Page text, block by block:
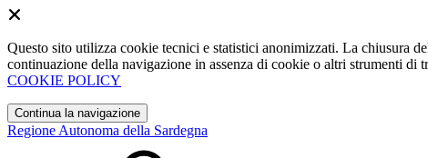
Questo sito utilizza cookie tecnici e statistici anonimizzati. La chiusura
continuazione della navigazione in assenza di cookie o altri strumenti di
COOKIE POLICY
Continua la navigazione
Regione Autonoma della Sardegna